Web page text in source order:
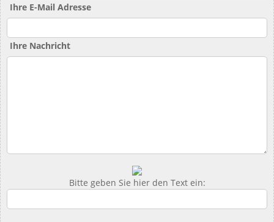
Ihre E-Mail Adresse
Ihre Nachricht
Bitte geben Sie hier den Text ein: